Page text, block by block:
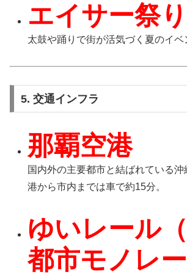
エイサー祭り
太鼓や踊りで街が活気づく夏のイベ
5. 交通インフラ
那覇空港
国内外の主要都市と結ばれている
港から市内までは車で約15分。
ゆいレール
都市モノレー